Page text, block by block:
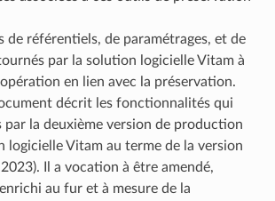
de référentiels, de paramétrages, et de
par la solution logicielle Vitam à
opération en lien avec la préservation.
décrit les fonctionnalités qui
la deuxième version de production
logicielle Vitam au terme de la version
Il a vocation à être amendé,
au fur et à mesure de la